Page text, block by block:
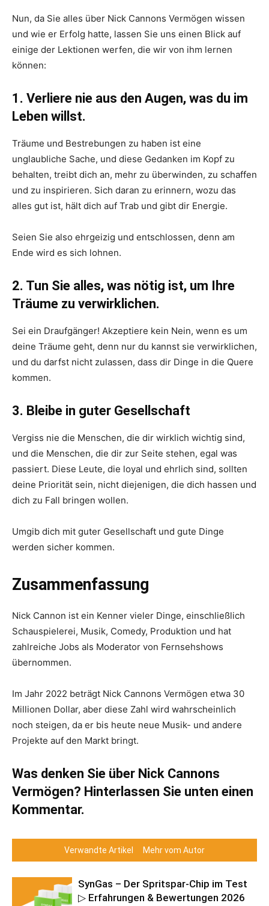
Nun, da Sie alles über Nick Cannons Vermögen wissen
und wie er Erfolg hatte, lassen Sie uns einen Blick auf
einige der Lektionen werfen, die wir von ihm lernen
können:
1. Verliere nie aus den Augen, was du im
Leben willst.
Träume und Bestrebungen zu haben ist eine
unglaubliche Sache, und diese Gedanken im Kopf zu
behalten, treibt dich an, mehr zu überwinden, zu schaffen
und zu inspirieren. Sich daran zu erinnern, wozu das
alles gut ist, hält dich auf Trab und gibt dir Energie.
Seien Sie also ehrgeizig und entschlossen, denn am
Ende wird es sich lohnen.
2. Tun Sie alles, was nötig ist, um Ihre
Träume zu verwirklichen.
Sei ein Draufgänger! Akzeptiere kein Nein, wenn es um
deine Träume geht, denn nur du kannst sie verwirklichen,
und du darfst nicht zulassen, dass dir Dinge in die Quere
kommen.
3. Bleibe in guter Gesellschaft
Vergiss nie die Menschen, die dir wirklich wichtig sind,
und die Menschen, die dir zur Seite stehen, egal was
passiert. Diese Leute, die loyal und ehrlich sind, sollten
deine Priorität sein, nicht diejenigen, die dich hassen und
dich zu Fall bringen wollen.
Umgib dich mit guter Gesellschaft und gute Dinge
werden sicher kommen.
Zusammenfassung
Nick Cannon ist ein Kenner vieler Dinge, einschließlich
Schauspielerei, Musik, Comedy, Produktion und hat
zahlreiche Jobs als Moderator von Fernsehshows
übernommen.
Im Jahr 2022 beträgt Nick Cannons Vermögen etwa 30
Millionen Dollar, aber diese Zahl wird wahrscheinlich
noch steigen, da er bis heute neue Musik- und andere
Projekte auf den Markt bringt.
Was denken Sie über Nick Cannons
Vermögen? Hinterlassen Sie unten einen
Kommentar.
Verwandte Artikel Mehr vom Autor
SynGas – Der Spritspar-Chip im Test
▷ Erfahrungen & Bewertungen 2026